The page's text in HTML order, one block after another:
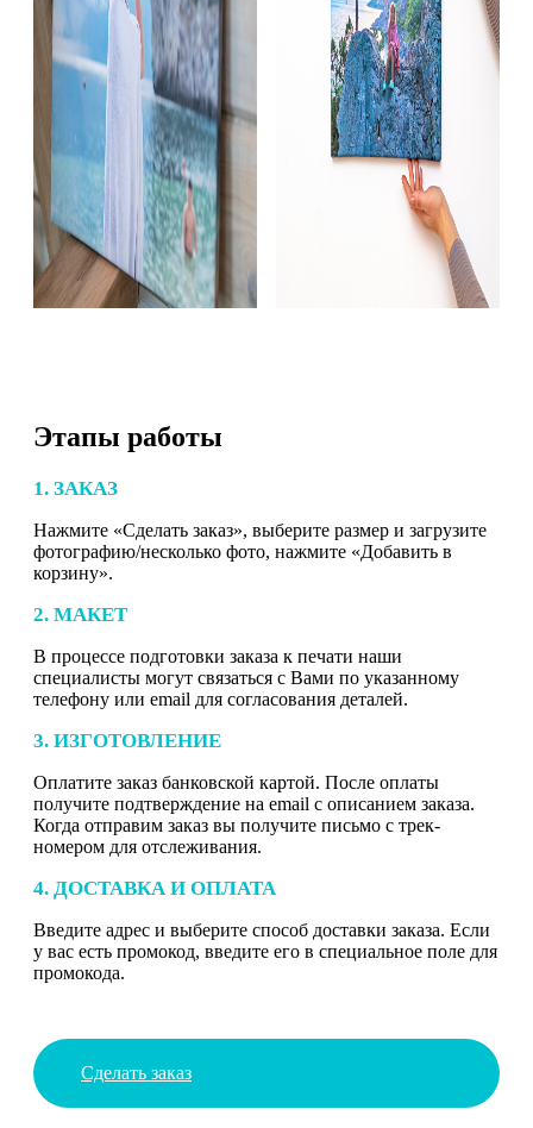
Этапы работы
1. ЗАКАЗ
Нажмите «Сделать заказ», выберите размер и загрузите
фотографию/несколько фото, нажмите «Добавить в
корзину».
2. МАКЕТ
В процессе подготовки заказа к печати наши
специалисты могут связаться с Вами по указанному
телефону или email для согласования деталей.
3. ИЗГОТОВЛЕНИЕ
Оплатите заказ банковской картой. После оплаты
получите подтверждение на email с описанием заказа.
Когда отправим заказ вы получите письмо с трек-
номером для отслеживания.
4. ДОСТАВКА И ОПЛАТА
Введите адрес и выберите способ доставки заказа. Если
у вас есть промокод, введите его в специальное поле для
промокода.
Сделать заказ